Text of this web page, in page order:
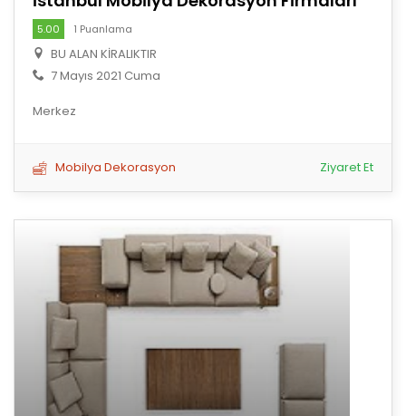
5.00 1 Puanlama
BU ALAN KİRALIKTIR
7 Mayıs 2021 Cuma
Merkez
Mobilya Dekorasyon Ziyaret Et